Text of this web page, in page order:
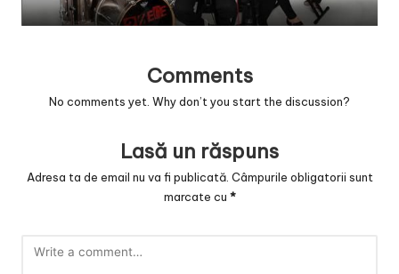
Comments
No comments yet. Why don’t you start the discussion?
Lasă un răspuns
Adresa ta de email nu va fi publicată. Câmpurile obligatorii sunt
marcate cu *